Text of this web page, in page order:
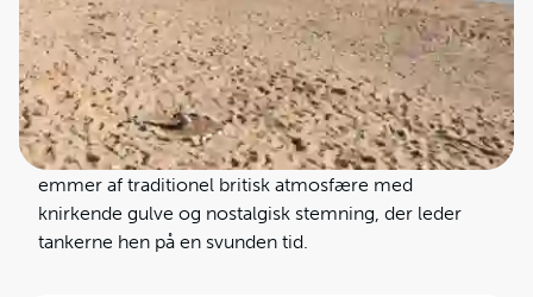
Charmerende hotel med fremragende beliggenhed
ud mod strandpromenaden i feriebyen Llandudno.
Der er flot havudsigt fra hotellet, som kun ligger 100
meter fra den berømte Llandudno mole og 60 meter
fra stranden North Shore Beach – og der er gode
caféer og restauranter lige i nærheden. Hotellet
emmer af traditionel britisk atmosfære med
knirkende gulve og nostalgisk stemning, der leder
tankerne hen på en svunden tid.